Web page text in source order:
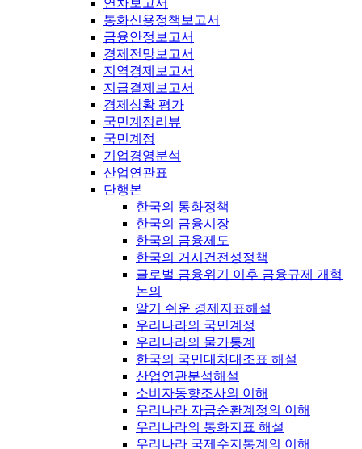
연차보고서
통화신용정책보고서
금융안정보고서
경제전망보고서
지역경제보고서
지급결제보고서
경제상황 평가
국민계정리뷰
국민계정
기업경영분석
산업연관표
단행본
한국의 통화정책
한국의 금융시장
한국의 금융제도
한국의 거시건전성정책
글로벌 금융위기 이후 금융규제 개혁
논의
알기 쉬운 경제지표해설
우리나라의 국민계정
우리나라의 물가통계
한국의 국민대차대조표 해설
산업연관분석해설
소비자동향조사의 이해
우리나라 자금순환계정의 이해
우리나라의 통화지표 해설
우리나라 국제수지통계의 이해